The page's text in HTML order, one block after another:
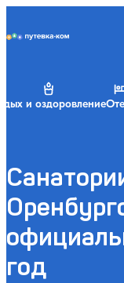
и оздоровление
год